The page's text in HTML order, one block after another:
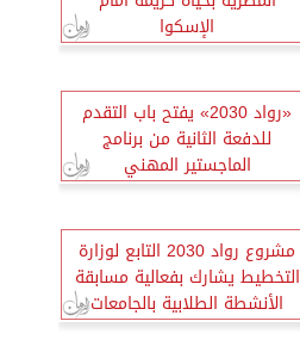
الإسكوا
«رواد 2030» يفتح باب التقدم
للدفعة الثانية من برنامج
الماجستير المهني
مشروع رواد 2030 التابع لوزارة
التخطيط يشارك بفعالية مسابقة
الأنشطة الطلابية بالجامعات
المصرية